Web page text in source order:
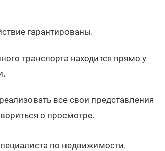
гарантированы.
транспорта находится прямо у
все свои представления
о просмотре.
по недвижимости.